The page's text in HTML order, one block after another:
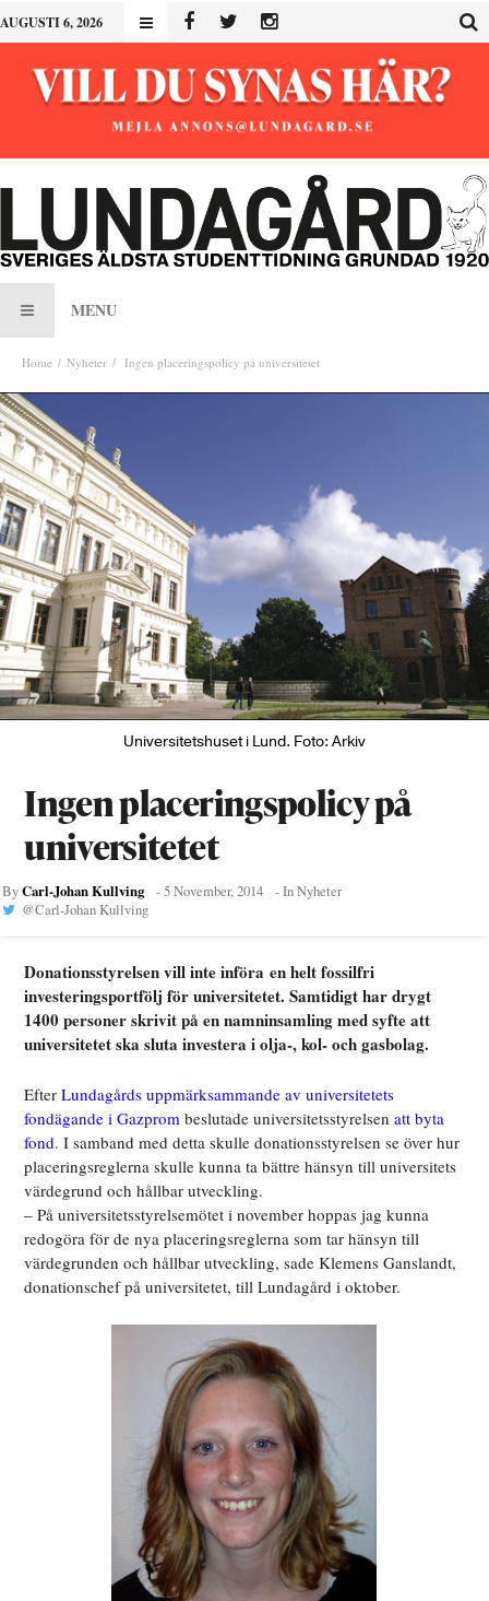
AUGUSTI 6, 2026
MENU
Home Nyheter Ingen placeringspolicy på universitetet
Universitetshuset i Lund. Foto: Arkiv
Ingen placeringspolicy på
universitetet
ByCarl-Johan Kullving -5 November, 2014 - InNyheter
@Carl-Johan Kullving
Donationsstyrelsen vill inte införa en helt fossilfri
investeringsportfölj för universitetet. Samtidigt har drygt
1400 personer skrivit på en namninsamling med syfte att
universitetet ska sluta investera i olja-, kol- och gasbolag.
EfterLundagårds uppmärksammande av universitetets
fondägande i Gazprom beslutade universitetsstyrelsenatt byta
fond. I samband med detta skulle donationsstyrelsen se över hur
placeringsreglerna skulle kunna ta bättre hänsyn till universitets
värdegrund och hållbar utveckling.
– På universitetsstyrelsemötet i november hoppas jag kunna
redogöra för de nya placeringsreglerna som tar hänsyn till
värdegrunden och hållbar utveckling, sade Klemens Ganslandt,
donationschef på universitetet, till Lundagård i oktober.